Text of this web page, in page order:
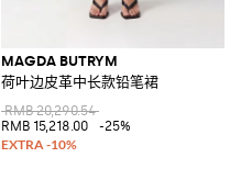
MAGDA BUTRYM
荷叶边皮革中长款铅笔裙
RMB 20,290.54
RMB 15,218.00
-25%